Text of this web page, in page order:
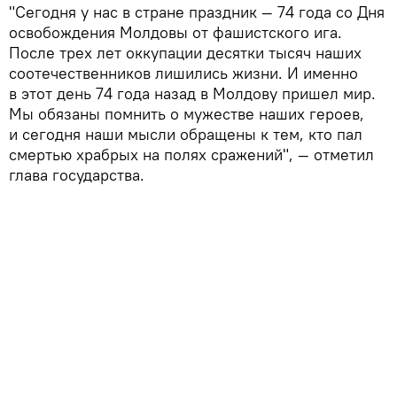
"Сегодня у нас в стране праздник — 74 года со Дня
освобождения Молдовы от фашистского ига.
После трех лет оккупации десятки тысяч наших
соотечественников лишились жизни. И именно
в этот день 74 года назад в Молдову пришел мир.
Мы обязаны помнить о мужестве наших героев,
и сегодня наши мысли обращены к тем, кто пал
смертью храбрых на полях сражений", — отметил
глава государства.